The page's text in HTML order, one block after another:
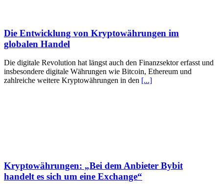
Die Entwicklung von Kryptowährungen im
globalen Handel
Die digitale Revolution hat längst auch den Finanzsektor erfasst und
insbesondere digitale Währungen wie Bitcoin, Ethereum und
zahlreiche weitere Kryptowährungen in den [...]
Kryptowährungen: „Bei dem Anbieter Bybit
handelt es sich um eine Exchange“